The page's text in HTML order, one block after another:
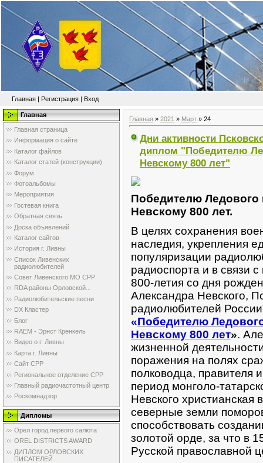
Главная | Регистрация | Вход
Главная
Главная страница
Информация о сайте
Каталог файлов
Каталог статей (конструкции)
Форум
Фотоальбомы
Мероприятия
Гостевая книга
Обратная связь
Доска объявлений
Каталог сайтов
История г. Ливны
Список Ливенских
радиолюбителей
Совет Ливенского МО СРР
RDA районы Орловской...
Радиолюбительские песни
DX Кластер
Блог
RAEM - Эрнст Кренкель
Видео о г. Ливны
Карта г. Ливны
Сайт СРР
Региональное отделение СРР
Главный радиочастотный центр
Роскомнадзор
Дипломы
Орел город первого салюта
OREL DISTRICTS AWARD
ДИПЛОМ ОРЛОВСКИХ
ПИСАТЕЛЕЙ
Главная » 2021 » Март » 24
Дни активности
диплом "Победителю
Невскому 800 лет"
Победителю
Невскому 800 лет.
В целях сохранения
наследия, укрепления
популяризации
радиоспорта и в связи
800-летия со дня
Александра Невского,
радиолюбителей
«Победителю
Невскому 800 лет».
жизненной
поражения на полях
полководца, правителя
период монголо-
Невского христианская
северные земли
способствовать
золотой орде, за что в
Русской православной